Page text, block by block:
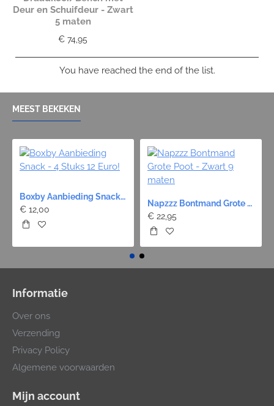
Deur en Schuifdeur - Zwart
5 maten
€ 74,95
You have reached the end of the list.
MEEST BEKEKEN
Boxby Aanbieding Snack - 4 Stuks 12 Euro!
€ 12,00
Napzzz Bontmand Grote Poot - Zwart 9 maten
€ 22,95
Informatie
Over ons
Verzending
Privacy Policy
Algemene voorwaarden
Mijn account